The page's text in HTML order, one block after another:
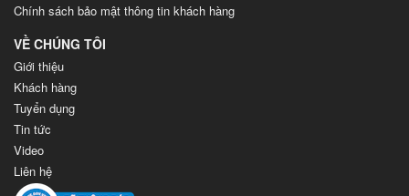
Chính sách bảo mật thông tin khách hàng
VỀ CHÚNG TÔI
Giới thiệu
Khách hàng
Tuyển dụng
Tin tức
Video
Liên hệ